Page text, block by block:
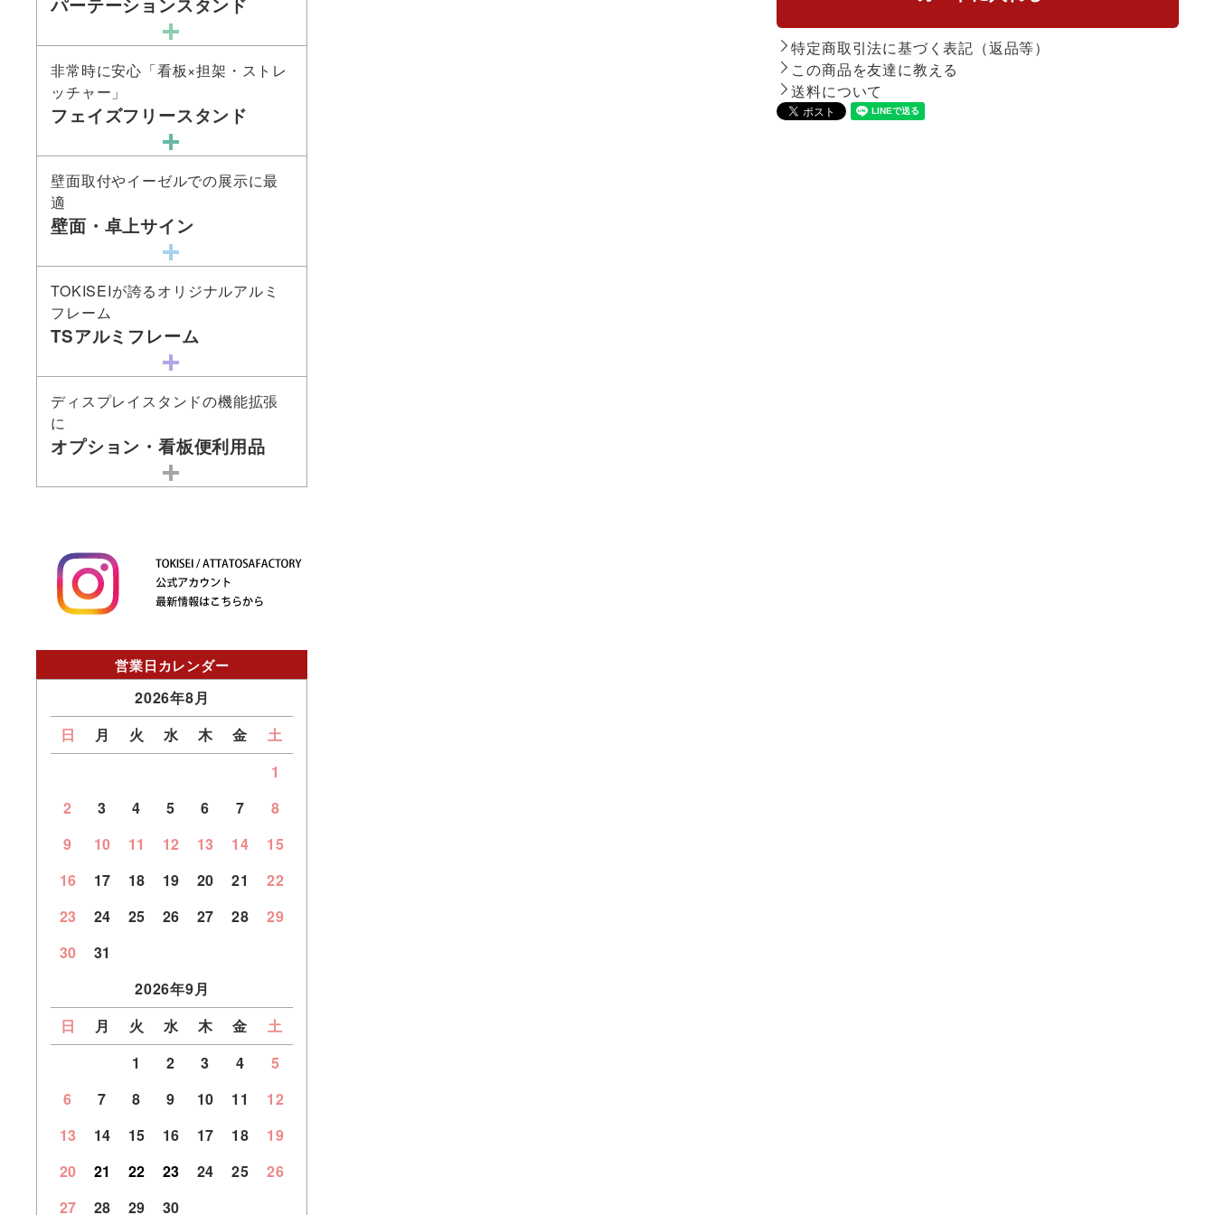
特定商取引法に基づく表記（返品等）
この商品を友達に教える
送料について
非常時に安心「看板×担架・ストレ
ッチャー」
フェイズフリースタンド
壁面取付やイーゼルでの展示に最
適
壁面・卓上サイン
TOKISEIが誇るオリジナルアルミ
フレーム
TSアルミフレーム
ディスプレイスタンドの機能拡張
に
オプション・看板便利用品
営業日カレンダー
2026年8月
日
月 火 水 木 金
土
1
2
3 4 5 6 7
8
9
10 11 12 13 14
15
16
17 18 19 20 21
22
23
24 25 26 27 28
29
30
31
2026年9月
日
月 火 水 木 金
土
1
2 3 4
5
6
7 8 9 10 11
12
13
14 15 16 17 18
19
20
21 22 23 24 25
26
27
28 29 30